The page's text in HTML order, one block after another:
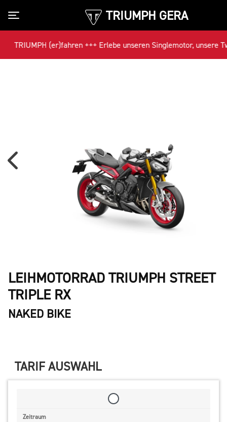
TRIUMPH GERA
(er)fahren +++ Erlebe unseren Singlemotor, unsere
LEIHMOTORRAD TRIUMPH STREET
TRIPLE RX
NAKED BIKE
TARIF AUSWAHL